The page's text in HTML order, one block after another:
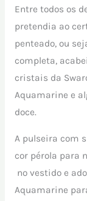
Entre todos os
pretendia ao
penteado, ou
completa,
cristais da
Aquamarine e
doce.
A pulseira com
cor pérola para
no vestido e
Aquamarine